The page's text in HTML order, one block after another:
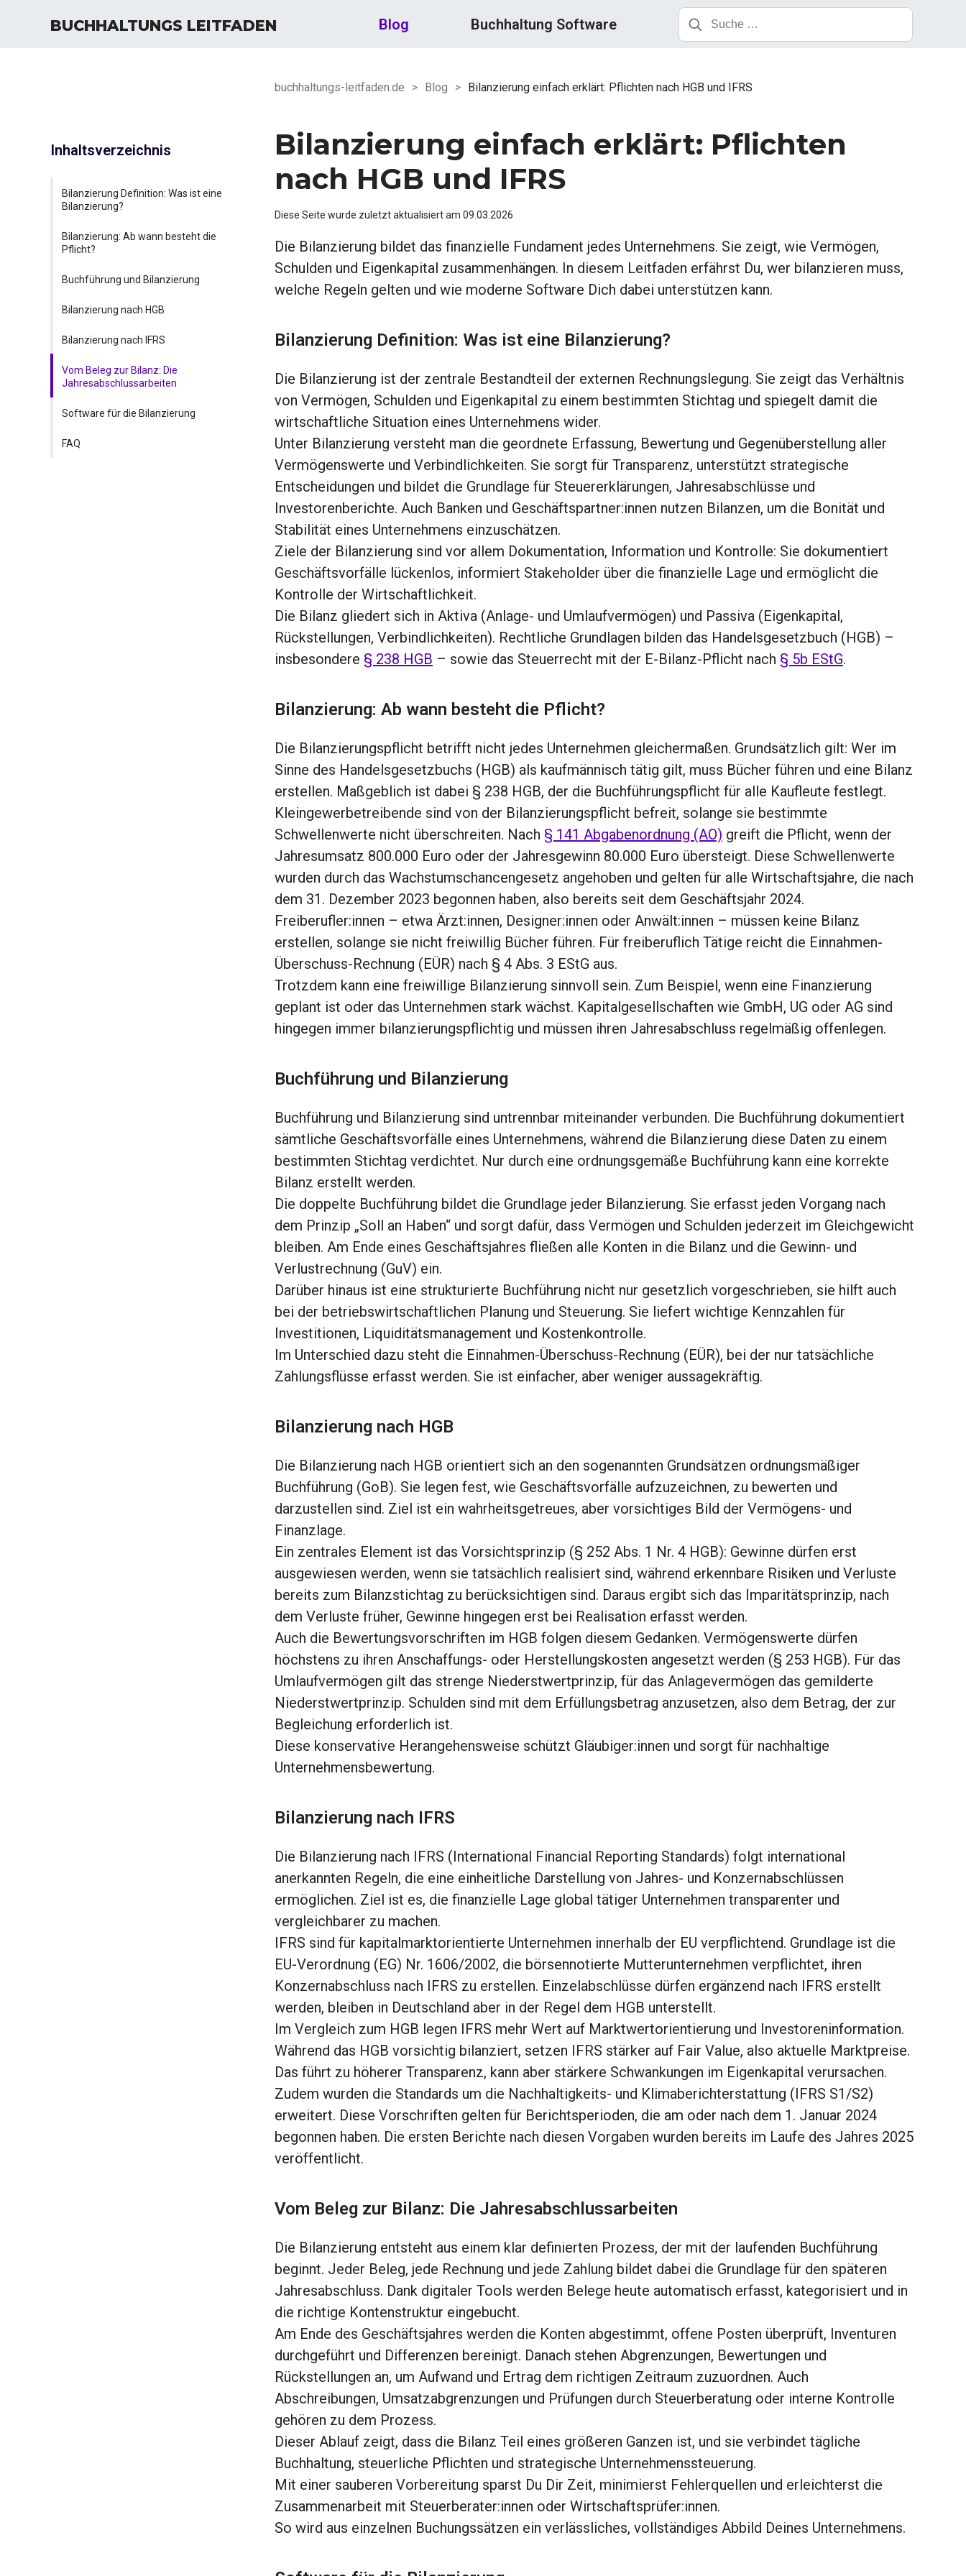
BUCHHALTUNGS LEITFADEN Blog Buchhaltung Software
Inhaltsverzeichnis
Bilanzierung Definition: Was ist eine
Bilanzierung?
Bilanzierung: Ab wann besteht die
Pflicht?
Buchführung und Bilanzierung
Bilanzierung nach HGB
Bilanzierung nach IFRS
Vom Beleg zur Bilanz: Die
Jahresabschlussarbeiten
Software für die Bilanzierung
FAQ
buchhaltungs-leitfaden.de > Blog > Bilanzierung einfach erklärt: Pflichten nach HGB und IFRS
Bilanzierung einfach erklärt: Pflichten
nach HGB und IFRS
Diese Seite wurde zuletzt aktualisiert am 09.03.2026
Die Bilanzierung bildet das finanzielle Fundament jedes Unternehmens. Sie zeigt, wie Vermögen,
Schulden und Eigenkapital zusammenhängen. In diesem Leitfaden erfährst Du, wer bilanzieren muss,
welche Regeln gelten und wie moderne Software Dich dabei unterstützen kann.
Bilanzierung Definition: Was ist eine Bilanzierung?
Die Bilanzierung ist der zentrale Bestandteil der externen Rechnungslegung. Sie zeigt das Verhältnis
von Vermögen, Schulden und Eigenkapital zu einem bestimmten Stichtag und spiegelt damit die
wirtschaftliche Situation eines Unternehmens wider.
Unter Bilanzierung versteht man die geordnete Erfassung, Bewertung und Gegenüberstellung aller
Vermögenswerte und Verbindlichkeiten. Sie sorgt für Transparenz, unterstützt strategische
Entscheidungen und bildet die Grundlage für Steuererklärungen, Jahresabschlüsse und
Investorenberichte. Auch Banken und Geschäftspartner:innen nutzen Bilanzen, um die Bonität und
Stabilität eines Unternehmens einzuschätzen.
Ziele der Bilanzierung sind vor allem Dokumentation, Information und Kontrolle: Sie dokumentiert
Geschäftsvorfälle lückenlos, informiert Stakeholder über die finanzielle Lage und ermöglicht die
Kontrolle der Wirtschaftlichkeit.
Die Bilanz gliedert sich in Aktiva (Anlage- und Umlaufvermögen) und Passiva (Eigenkapital,
Rückstellungen, Verbindlichkeiten). Rechtliche Grundlagen bilden das Handelsgesetzbuch (HGB) –
insbesondere § 238 HGB – sowie das Steuerrecht mit der E-Bilanz-Pflicht nach § 5b EStG.
Bilanzierung: Ab wann besteht die Pflicht?
Die Bilanzierungspflicht betrifft nicht jedes Unternehmen gleichermaßen. Grundsätzlich gilt: Wer im
Sinne des Handelsgesetzbuchs (HGB) als kaufmännisch tätig gilt, muss Bücher führen und eine Bilanz
erstellen. Maßgeblich ist dabei § 238 HGB, der die Buchführungspflicht für alle Kaufleute festlegt.
Kleingewerbetreibende sind von der Bilanzierungspflicht befreit, solange sie bestimmte
Schwellenwerte nicht überschreiten. Nach § 141 Abgabenordnung (AO) greift die Pflicht, wenn der
Jahresumsatz 800.000 Euro oder der Jahresgewinn 80.000 Euro übersteigt. Diese Schwellenwerte
wurden durch das Wachstumschancengesetz angehoben und gelten für alle Wirtschaftsjahre, die nach
dem 31. Dezember 2023 begonnen haben, also bereits seit dem Geschäftsjahr 2024.
Freiberufler:innen – etwa Ärzt:innen, Designer:innen oder Anwält:innen – müssen keine Bilanz
erstellen, solange sie nicht freiwillig Bücher führen. Für freiberuflich Tätige reicht die Einnahmen-
Überschuss-Rechnung (EÜR) nach § 4 Abs. 3 EStG aus.
Trotzdem kann eine freiwillige Bilanzierung sinnvoll sein. Zum Beispiel, wenn eine Finanzierung
geplant ist oder das Unternehmen stark wächst. Kapitalgesellschaften wie GmbH, UG oder AG sind
hingegen immer bilanzierungspflichtig und müssen ihren Jahresabschluss regelmäßig offenlegen.
Buchführung und Bilanzierung
Buchführung und Bilanzierung sind untrennbar miteinander verbunden. Die Buchführung dokumentiert
sämtliche Geschäftsvorfälle eines Unternehmens, während die Bilanzierung diese Daten zu einem
bestimmten Stichtag verdichtet. Nur durch eine ordnungsgemäße Buchführung kann eine korrekte
Bilanz erstellt werden.
Die doppelte Buchführung bildet die Grundlage jeder Bilanzierung. Sie erfasst jeden Vorgang nach
dem Prinzip „Soll an Haben“ und sorgt dafür, dass Vermögen und Schulden jederzeit im Gleichgewicht
bleiben. Am Ende eines Geschäftsjahres fließen alle Konten in die Bilanz und die Gewinn- und
Verlustrechnung (GuV) ein.
Darüber hinaus ist eine strukturierte Buchführung nicht nur gesetzlich vorgeschrieben, sie hilft auch
bei der betriebswirtschaftlichen Planung und Steuerung. Sie liefert wichtige Kennzahlen für
Investitionen, Liquiditätsmanagement und Kostenkontrolle.
Im Unterschied dazu steht die Einnahmen-Überschuss-Rechnung (EÜR), bei der nur tatsächliche
Zahlungsflüsse erfasst werden. Sie ist einfacher, aber weniger aussagekräftig.
Bilanzierung nach HGB
Die Bilanzierung nach HGB orientiert sich an den sogenannten Grundsätzen ordnungsmäßiger
Buchführung (GoB). Sie legen fest, wie Geschäftsvorfälle aufzuzeichnen, zu bewerten und
darzustellen sind. Ziel ist ein wahrheitsgetreues, aber vorsichtiges Bild der Vermögens- und
Finanzlage.
Ein zentrales Element ist das Vorsichtsprinzip (§ 252 Abs. 1 Nr. 4 HGB): Gewinne dürfen erst
ausgewiesen werden, wenn sie tatsächlich realisiert sind, während erkennbare Risiken und Verluste
bereits zum Bilanzstichtag zu berücksichtigen sind. Daraus ergibt sich das Imparitätsprinzip, nach
dem Verluste früher, Gewinne hingegen erst bei Realisation erfasst werden.
Auch die Bewertungsvorschriften im HGB folgen diesem Gedanken. Vermögenswerte dürfen
höchstens zu ihren Anschaffungs- oder Herstellungskosten angesetzt werden (§ 253 HGB). Für das
Umlaufvermögen gilt das strenge Niederstwertprinzip, für das Anlagevermögen das gemilderte
Niederstwertprinzip. Schulden sind mit dem Erfüllungsbetrag anzusetzen, also dem Betrag, der zur
Begleichung erforderlich ist.
Diese konservative Herangehensweise schützt Gläubiger:innen und sorgt für nachhaltige
Unternehmensbewertung.
Bilanzierung nach IFRS
Die Bilanzierung nach IFRS (International Financial Reporting Standards) folgt international
anerkannten Regeln, die eine einheitliche Darstellung von Jahres- und Konzernabschlüssen
ermöglichen. Ziel ist es, die finanzielle Lage global tätiger Unternehmen transparenter und
vergleichbarer zu machen.
IFRS sind für kapitalmarktorientierte Unternehmen innerhalb der EU verpflichtend. Grundlage ist die
EU-Verordnung (EG) Nr. 1606/2002, die börsennotierte Mutterunternehmen verpflichtet, ihren
Konzernabschluss nach IFRS zu erstellen. Einzelabschlüsse dürfen ergänzend nach IFRS erstellt
werden, bleiben in Deutschland aber in der Regel dem HGB unterstellt.
Im Vergleich zum HGB legen IFRS mehr Wert auf Marktwertorientierung und Investoreninformation.
Während das HGB vorsichtig bilanziert, setzen IFRS stärker auf Fair Value, also aktuelle Marktpreise.
Das führt zu höherer Transparenz, kann aber stärkere Schwankungen im Eigenkapital verursachen.
Zudem wurden die Standards um die Nachhaltigkeits- und Klimaberichterstattung (IFRS S1/S2)
erweitert. Diese Vorschriften gelten für Berichtsperioden, die am oder nach dem 1. Januar 2024
begonnen haben. Die ersten Berichte nach diesen Vorgaben wurden bereits im Laufe des Jahres 2025
veröffentlicht.
Vom Beleg zur Bilanz: Die Jahresabschlussarbeiten
Die Bilanzierung entsteht aus einem klar definierten Prozess, der mit der laufenden Buchführung
beginnt. Jeder Beleg, jede Rechnung und jede Zahlung bildet dabei die Grundlage für den späteren
Jahresabschluss. Dank digitaler Tools werden Belege heute automatisch erfasst, kategorisiert und in
die richtige Kontenstruktur eingebucht.
Am Ende des Geschäftsjahres werden die Konten abgestimmt, offene Posten überprüft, Inventuren
durchgeführt und Differenzen bereinigt. Danach stehen Abgrenzungen, Bewertungen und
Rückstellungen an, um Aufwand und Ertrag dem richtigen Zeitraum zuzuordnen. Auch
Abschreibungen, Umsatzabgrenzungen und Prüfungen durch Steuerberatung oder interne Kontrolle
gehören zu dem Prozess.
Dieser Ablauf zeigt, dass die Bilanz Teil eines größeren Ganzen ist, und sie verbindet tägliche
Buchhaltung, steuerliche Pflichten und strategische Unternehmenssteuerung.
Mit einer sauberen Vorbereitung sparst Du Dir Zeit, minimierst Fehlerquellen und erleichterst die
Zusammenarbeit mit Steuerberater:innen oder Wirtschaftsprüfer:innen.
So wird aus einzelnen Buchungssätzen ein verlässliches, vollständiges Abbild Deines Unternehmens.